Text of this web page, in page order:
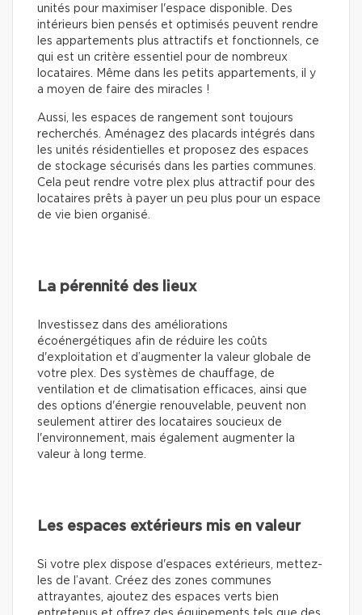
unités pour maximiser l'espace disponible. Des
intérieurs bien pensés et optimisés peuvent rendre
les appartements plus attractifs et fonctionnels, ce
qui est un critère essentiel pour de nombreux
locataires. Même dans les petits appartements, il y
a moyen de faire des miracles !
Aussi, les espaces de rangement sont toujours
recherchés. Aménagez des placards intégrés dans
les unités résidentielles et proposez des espaces
de stockage sécurisés dans les parties communes.
Cela peut rendre votre plex plus attractif pour des
locataires prêts à payer un peu plus pour un espace
de vie bien organisé.
La pérennité des lieux
Investissez dans des améliorations
écoénergétiques afin de réduire les coûts
d'exploitation et d’augmenter la valeur globale de
votre plex. Des systèmes de chauffage, de
ventilation et de climatisation efficaces, ainsi que
des options d'énergie renouvelable, peuvent non
seulement attirer des locataires soucieux de
l'environnement, mais également augmenter la
valeur à long terme.
Les espaces extérieurs mis en valeur
Si votre plex dispose d'espaces extérieurs, mettez-
les de l’avant. Créez des zones communes
attrayantes, ajoutez des espaces verts bien